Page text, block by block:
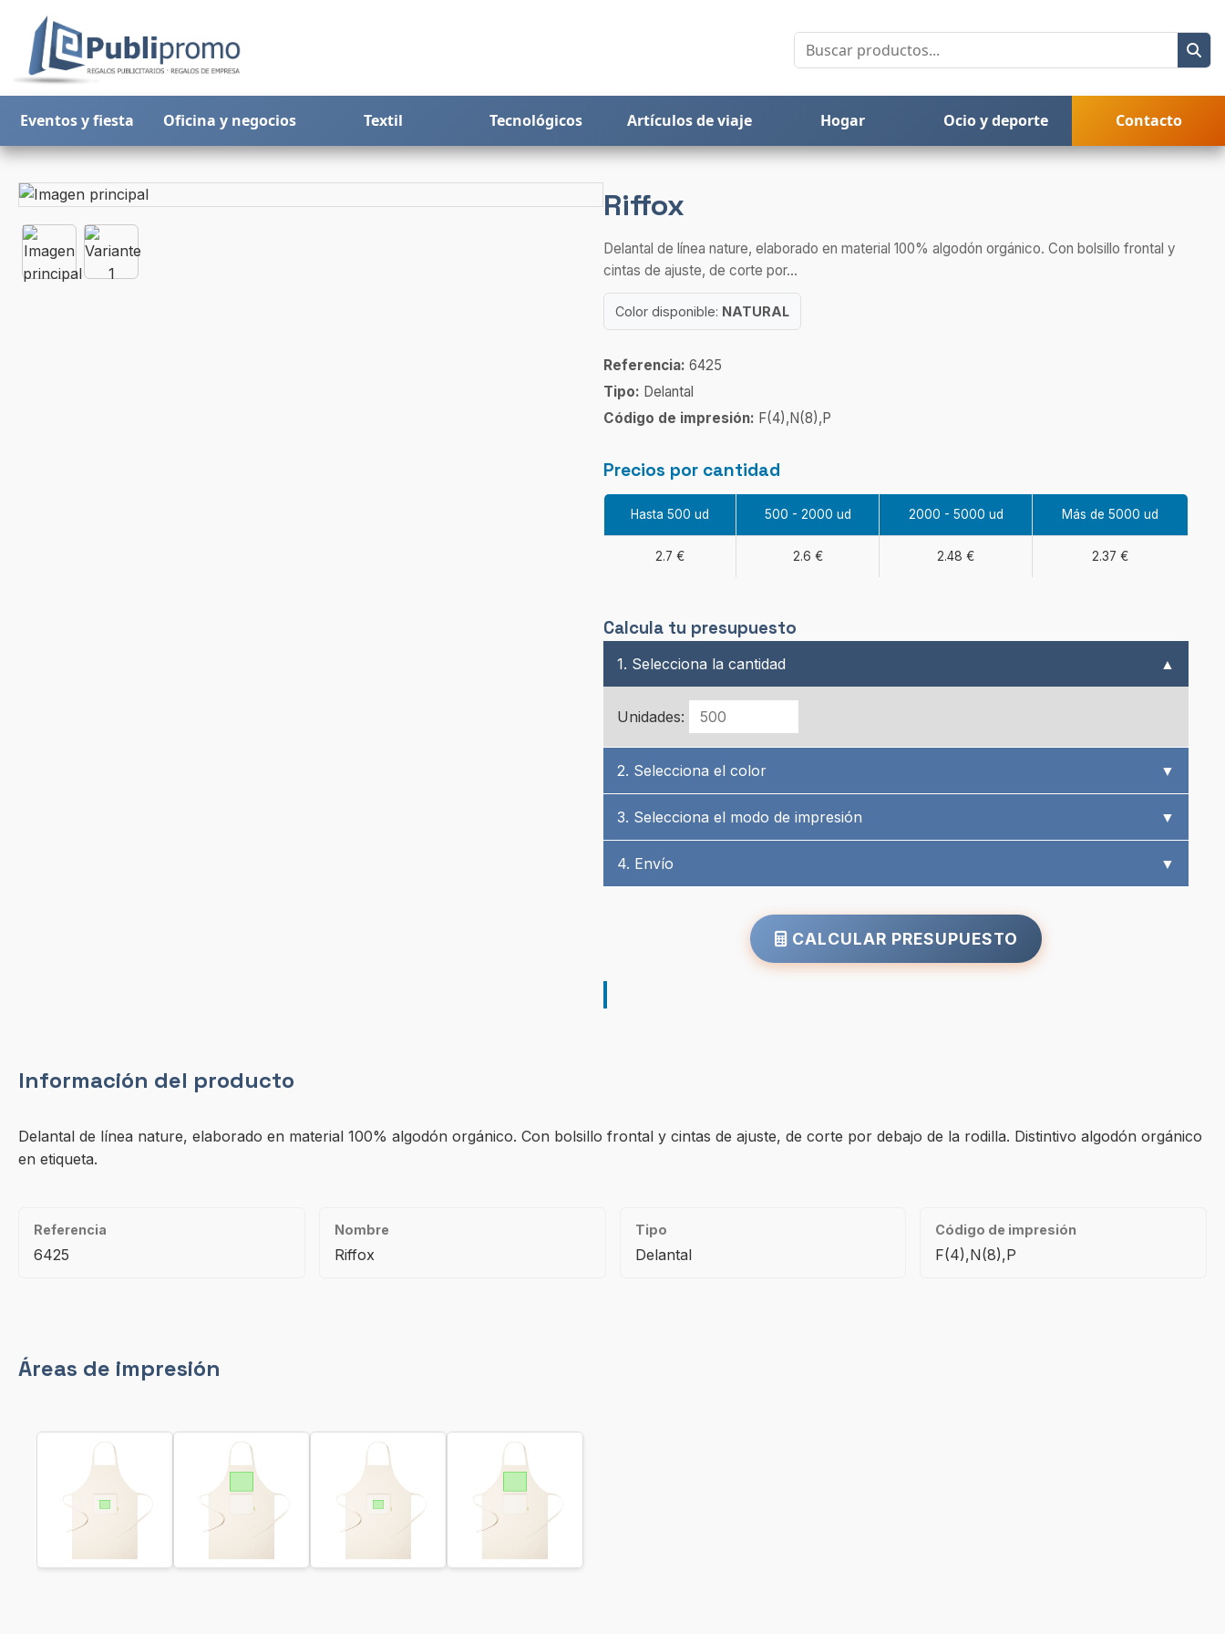
Eventos y fiesta Oficina y negocios Textil Tecnológicos Artículos de viaje Hogar Ocio y deporte Contacto
Riffox
Delantal de línea nature, elaborado en material 100% algodón orgánico. Con bolsillo frontal y
cintas de ajuste, de corte por...
Color disponible: NATURAL
Referencia: 6425
Tipo: Delantal
Código de impresión: F(4),N(8),P
Precios por cantidad
Hasta 500 ud 500 - 2000 ud 2000 - 5000 ud Más de 5000 ud
2.7 € 2.6 € 2.48 € 2.37 €
Calcula tu presupuesto
1. Selecciona la cantidad ▲
Unidades:
2. Selecciona el color ▼
3. Selecciona el modo de impresión ▼
4. Envío ▼
CALCULAR PRESUPUESTO
Información del producto
Delantal de línea nature, elaborado en material 100% algodón orgánico. Con bolsillo frontal y cintas de ajuste, de corte por debajo de la rodilla. Distintivo algodón orgánico
en etiqueta.
Referencia
6425
Nombre
Riffox
Tipo
Delantal
Código de impresión
F(4),N(8),P
Áreas de impresión